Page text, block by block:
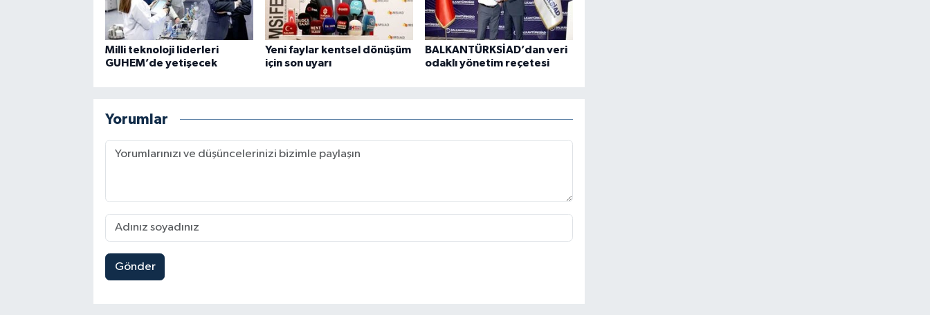
Milli teknoloji liderleri
GUHEM’de yetişecek
Yeni faylar kentsel dönüşüm
için son uyarı
BALKANTÜRKSİAD’dan veri
odaklı yönetim reçetesi
Yorumlar
Gönder